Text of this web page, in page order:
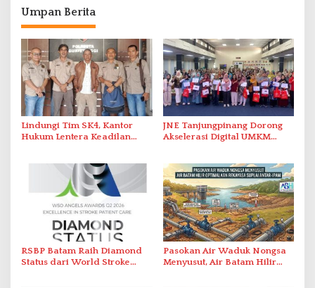
Umpan Berita
Lindungi Tim SK4, Kantor
Hukum Lentera Keadilan
Bukik Batarah
JNE Tanjungpinang Dorong
Akselerasi Digital UMKM
RSBP Batam Raih Diamond
Status dari World Stroke
Pasokan Air Waduk Nongsa
Menyusut, Air Batam Hilir